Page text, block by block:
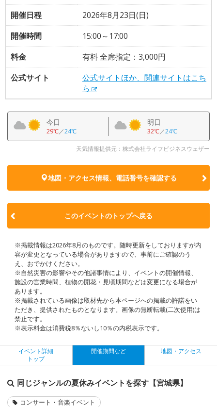
開催日程
2026年8月23日(日)
開催時間
15:00～17:00
料金
有料 全席指定：3,000円
公式サイト
公式サイトほか、関連サイトはこち
ら
今日
29℃／24℃
明日
32℃／24℃
天気情報提供元：株式会社ライフビジネスウェザー
地図・アクセス情報、電話番号を確認する
このイベントのトップへ戻る
※掲載情報は2026年8月のものです。随時更新をしておりますが内
容が変更となっている場合がありますので、事前にご確認のう
え、おでかけください。
※自然災害の影響やその他諸事情により、イベントの開催情報、
施設の営業時間、植物の開花・見頃期間などは変更になる場合が
あります。
※掲載されている画像は取材先から本ページへの掲載の許諾をい
ただき、提供されたものとなります。画像の無断転載(二次使用)は
禁止です。
※表示料金は消費税8％ないし10％の内税表示です。
イベント詳細
トップ
開催期間など 地図・アクセス
同じジャンルの夏休みイベントを探す【宮城県】
コンサート・音楽イベント